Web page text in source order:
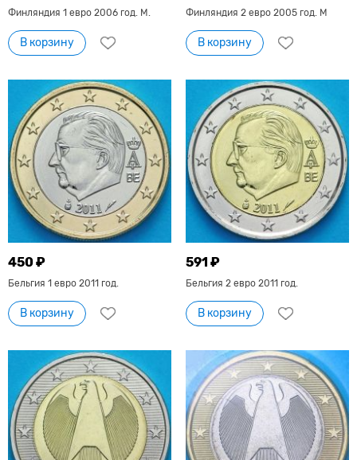
Финляндия 1 евро 2006 год. М.
В корзину
Финляндия 2 евро 2005 год. М
В корзину
450 ₽
Бельгия 1 евро 2011 год.
В корзину
591 ₽
Бельгия 2 евро 2011 год.
В корзину